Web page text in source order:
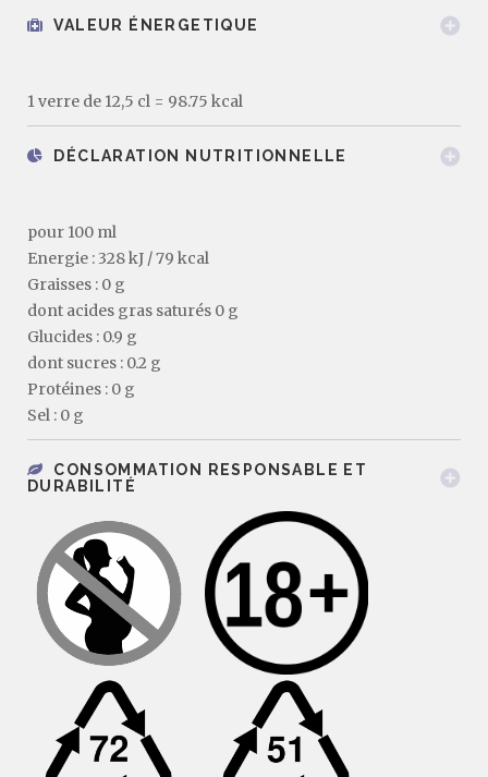
VALEUR ÉNERGETIQUE
1 verre de 12,5 cl = 98.75 kcal
DÉCLARATION NUTRITIONNELLE
pour 100 ml
Energie : 328 kJ / 79 kcal
Graisses : 0 g
dont acides gras saturés 0 g
Glucides : 0.9 g
dont sucres : 0.2 g
Protéines : 0 g
Sel : 0 g
CONSOMMATION RESPONSABLE ET
DURABILITÉ